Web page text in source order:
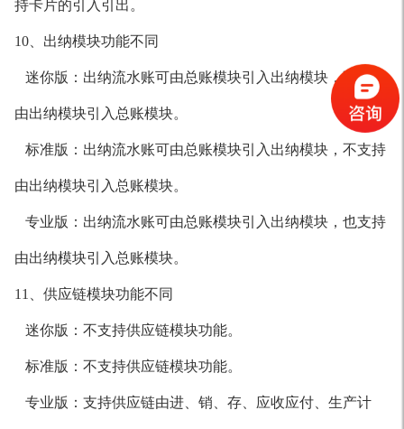
持卡片的引入引出。
10、出纳模块功能不同
迷你版：出纳流水账可由总账模块引入出纳模块，不支持
由出纳模块引入总账模块。
标准版：出纳流水账可由总账模块引入出纳模块，不支持
由出纳模块引入总账模块。
专业版：出纳流水账可由总账模块引入出纳模块，也支持
由出纳模块引入总账模块。
11、供应链模块功能不同
迷你版：不支持供应链模块功能。
标准版：不支持供应链模块功能。
专业版：支持供应链由进、销、存、应收应付、生产计